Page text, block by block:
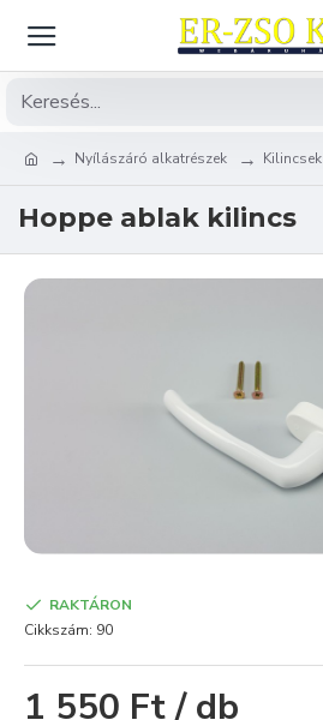
Nyílászáró alkatrészek Kilincsek
Hoppe ablak kilincs
1 550 Ft / db
RAKTÁRON
Cikkszám: 90